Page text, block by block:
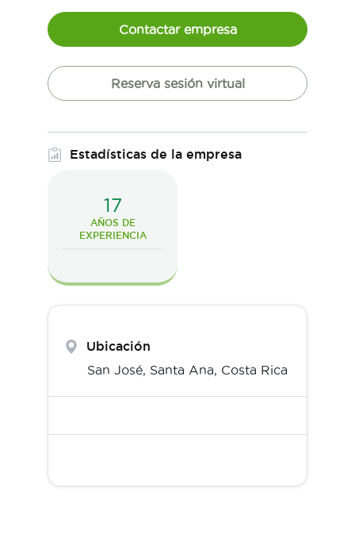
Contactar empresa
Reserva sesión virtual
Estadísticas de la empresa
17
AÑOS DE
EXPERIENCIA
Ubicación
San José, Santa Ana, Costa Rica